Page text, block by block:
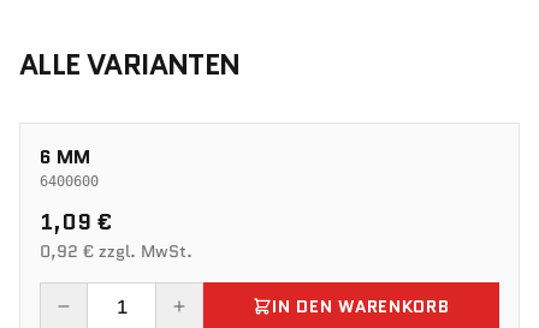
ALLE VARIANTEN
6 MM
6400600
1,09 €
0,92 € zzgl. MwSt.
IN DEN WARENKORB